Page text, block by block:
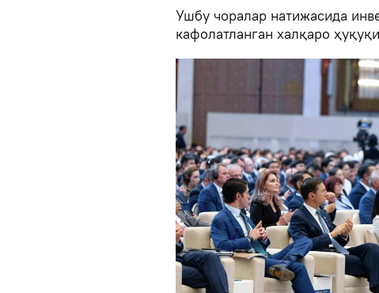
Ушбу чоралар натижасида
кафолатланган халқаро